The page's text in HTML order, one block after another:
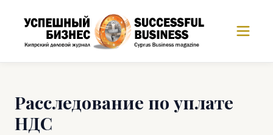
Расследование по уплате
НДС